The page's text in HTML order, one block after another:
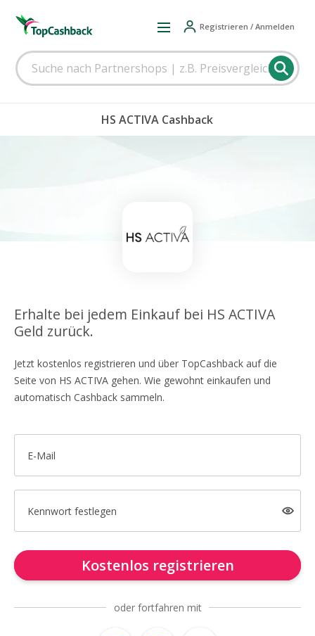
Registrieren / Anmelden
HS ACTIVA Cashback
Erhalte bei jedem Einkauf bei HS ACTIVA
Geld zurück.
Jetzt kostenlos registrieren und über TopCashback auf die
Seite von HS ACTIVA gehen. Wie gewohnt einkaufen und
automatisch Cashback sammeln.
E-Mail
Kennwort festlegen
Kostenlos registrieren
oder fortfahren mit